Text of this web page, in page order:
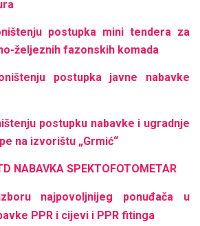
postupka mini tendera za
željeznih fazonskih komada
postupka javne nabavke
postupku nabavke i ugradnje
na izvorištu „Grmić“
NABAVKA SPEKTOFOTOMETAR
najpovoljnijeg ponuđača u
PPR i cijevi i PPR fitinga